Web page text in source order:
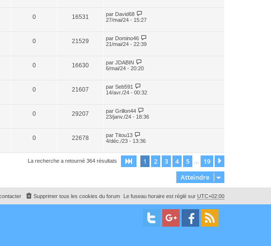
0 16531 par David68
27/mai/24 - 15:27
0 21529 par Domino46
21/mai/24 - 22:39
0 16630 par JDABIN
6/mai/24 - 20:20
0 21607 par Seb591
14/avr./24 - 00:32
0 29207 par Grillon44
23/janv./24 - 18:36
0 22678 par Titou13
4/déc./23 - 13:36
La recherche a retourné 364 résultats Page sur19
1 2 3 4 5 19
Atteindre
Le fuseau horaire est réglé sur UTC+02:00
Supprimer tous les cookies du forum